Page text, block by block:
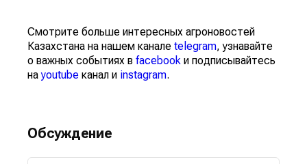
Смотрите больше интересных агроновостей
Казахстана на нашем канале telegram, узнавайте
о важных событиях в facebook и подписывайтесь
наyoutube канал и instagram.
Обсуждение